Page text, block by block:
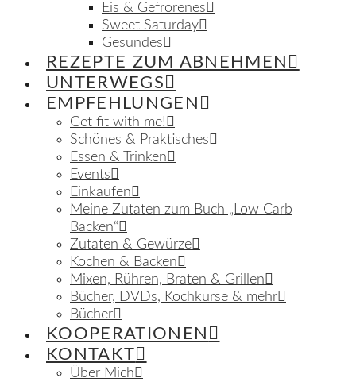
Eis & Gefrorenes
Sweet Saturday
Gesundes
REZEPTE ZUM ABNEHMEN
UNTERWEGS
EMPFEHLUNGEN
Get fit with me!
Schönes & Praktisches
Essen & Trinken
Events
Einkaufen
Meine Zutaten zum Buch „Low Carb
Backen“
Zutaten & Gewürze
Kochen & Backen
Mixen, Rühren, Braten & Grillen
Bücher, DVDs, Kochkurse & mehr
Bücher
KOOPERATIONEN
KONTAKT
Über Mich